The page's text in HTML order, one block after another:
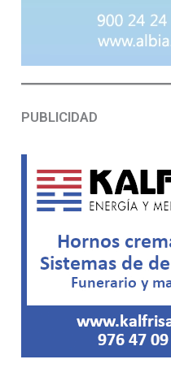
PUBLICIDAD